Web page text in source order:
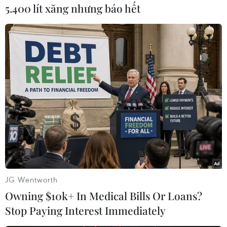
#Khánh Hòa
Khánh Hòa
Theo dõi VietnamPlus
TIN LIÊN QUAN
5.400 lít xăng nhưng báo hết
JG Wentworth
Owning $10k+ In Medical Bills Or Loans?
Stop Paying Interest Immediately